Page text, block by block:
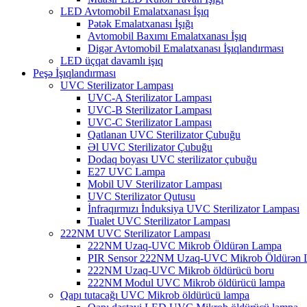
LED Avtomobil Emalatxanası İşıq
Pətək Emalatxanası İşığı
Avtomobil Baxımı Emalatxanası İşıq
Digər Avtomobil Emalatxanası İşıqlandırması
LED üçqat davamlı işıq
Peşə İşıqlandırması
UVC Sterilizator Lampası
UVC-A Sterilizator Lampası
UVC-B Sterilizator Lampası
UVC-C Sterilizator Lampası
Qatlanan UVC Sterilizator Çubuğu
Əl UVC Sterilizator Çubuğu
Dodaq boyası UVC sterilizator çubuğu
E27 UVC Lampa
Mobil UV Sterilizator Lampası
UVC Sterilizator Qutusu
İnfraqırmızı İnduksiya UVC Sterilizator Lampası
Tualet UVC Sterilizator Lampası
222NM UVC Sterilizator Lampası
222NM Uzaq-UVC Mikrob Öldürən Lampa
PIR Sensor 222NM Uzaq-UVC Mikrob Öldürən
222NM Uzaq-UVC Mikrob öldürücü boru
222NM Modul UVC Mikrob öldürücü lampa
Qapı tutacağı UVC Mikrob öldürücü lampa